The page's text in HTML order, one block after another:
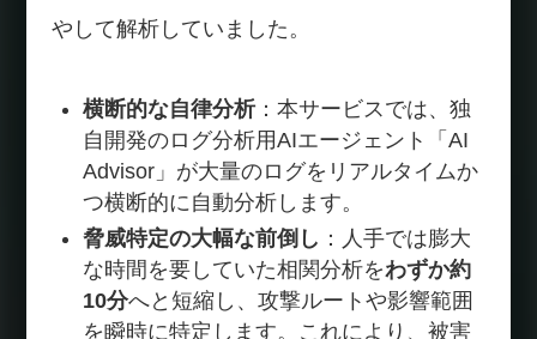
やして解析していました。
横断的な自律分析：本サービスでは、独
自開発のログ分析用AIエージェント「AI
Advisor」が大量のログをリアルタイムか
つ横断的に自動分析します。
脅威特定の大幅な前倒し ：人手では膨大
な時間を要していた相関分析をわずか約
10分へと短縮し、攻撃ルートや影響範囲
を瞬時に特定します。これにより、被害